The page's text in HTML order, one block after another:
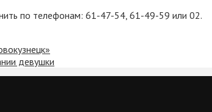
по телефонам: 61-47-54, 61-49-59 или 02.
девушки